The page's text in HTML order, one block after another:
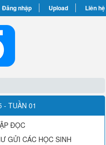
Đăng nhập Upload Liên hệ
- TUẦN 01
ĐỌC
GỬI CÁC HỌC SINH